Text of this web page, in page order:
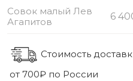
Совок малый Лев
Агапитов
6
Стоимость
от 700₽ по России